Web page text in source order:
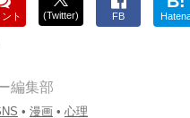
ント (Twitter) FB
編集部
• 漫画 • 心理